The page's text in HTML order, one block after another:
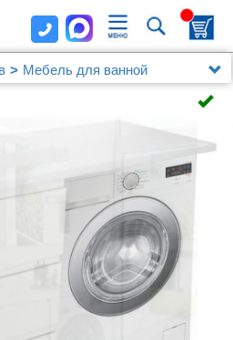
Мебель для ванной
Dallas Luxe 110